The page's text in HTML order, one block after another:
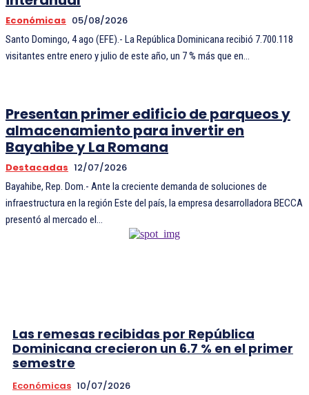
Económicas 05/08/2026
Santo Domingo, 4 ago (EFE).- La República Dominicana recibió 7.700.118
visitantes entre enero y julio de este año, un 7 % más que en...
Presentan primer edificio de parqueos y
almacenamiento para invertir en
Bayahibe y La Romana
Destacadas 12/07/2026
Bayahibe, Rep. Dom.- Ante la creciente demanda de soluciones de
infraestructura en la región Este del país, la empresa desarrolladora BECCA
presentó al mercado el...
Las remesas recibidas por República
Dominicana crecieron un 6.7 % en el primer
semestre
Económicas 10/07/2026